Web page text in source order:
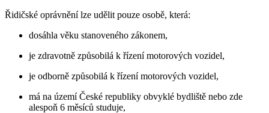
Řidičské oprávnění lze udělit pouze osobě, která:
dosáhla věku stanoveného zákonem,
je zdravotně způsobilá k řízení motorových vozidel,
je odborně způsobilá k řízení motorových vozidel,
má na území České republiky obvyklé bydliště nebo zde
alespoň 6 měsíců studuje,